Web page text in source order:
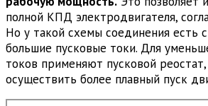
полной КПД электродвигателя,
Но у такой схемы соединения есть
большие пусковые токи. Для
токов применяют пусковой реостат,
осуществить более плавный пуск